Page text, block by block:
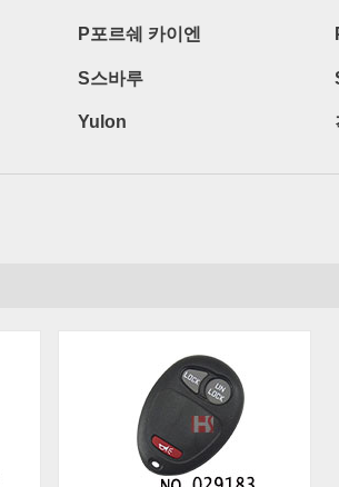
P포르쉐 카이엔
S스바루
Yulon